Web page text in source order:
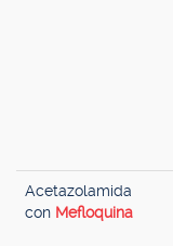
Acetazolamida
con Mefloquina